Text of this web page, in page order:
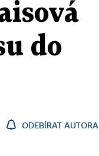
do
ODEBÍRAT AUTORA